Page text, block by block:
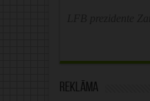
Reklāma